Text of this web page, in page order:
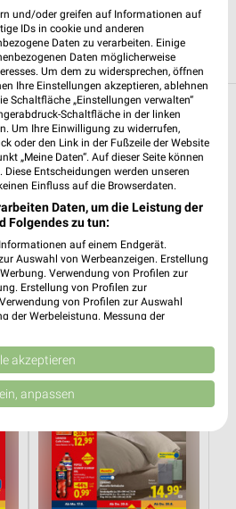
- 00:00 Uhr | Geöffnet
Restaurant in Effelder
und Filialen der Kategorie
Blättere in den
und vielen mehr.
Effelder und
Lidl
und/oder greifen auf Informationen auf
IDs in cookie und anderen
Daten zu verarbeiten. Einige
Daten möglicherweise
Um dem zu widersprechen, öffnen
Ihre Einstellungen akzeptieren, ablehnen
Schaltfläche „Einstellungen verwalten“
Schaltfläche in der linken
Um Ihre Einwilligung zu widerrufen,
oder den Link in der Fußzeile der Website
„Meine Daten“. Auf dieser Seite können
Entscheidungen werden unseren
Einfluss auf die Browserdaten.
Daten, um die Leistung der
Folgendes zu tun:
auf einem Endgerät.
Auswahl von Werbeanzeigen. Erstellung
Verwendung von Profilen zur
Erstellung von Profilen zur
von Profilen zur Auswahl
der Werbeleistung. Messung der
Quellen. Entwicklung und
reduzierter Daten zur Auswahl
Union weitergegeben und in die
Anbieter)
Zwecke:
akzeptieren
anpassen